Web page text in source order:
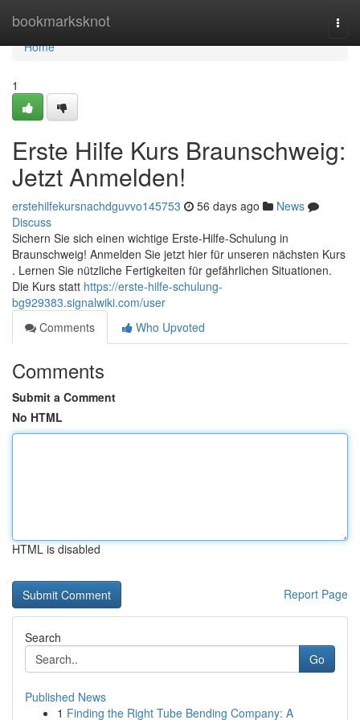
bookmarksknot
Home
Home
1
Erste Hilfe Kurs Braunschweig:
Jetzt Anmelden!
erstehilfekursnachdguvvo145753 56 days ago
News
Discuss
Sichern Sie sich einen wichtige Erste-Hilfe-Schulung in
Braunschweig! Anmelden Sie jetzt hier für unseren nächsten Kurs
. Lernen Sie nützliche Fertigkeiten für gefährlichen Situationen.
Die Kurs statt https://erste-hilfe-schulung-
bg929383.signalwiki.com/user
Comments
Who Upvoted
Comments
Submit a Comment
No HTML
HTML is disabled
Report Page
Search
Go
Published News
1 Finding the Right Tube Bending Company: A